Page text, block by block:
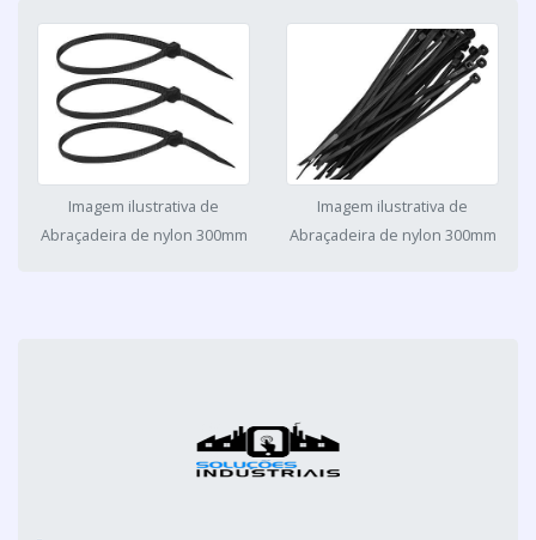
Imagem ilustrativa de
Abraçadeira de nylon 300mm
Imagem ilustrativa de
Abraçadeira de nylon 300mm